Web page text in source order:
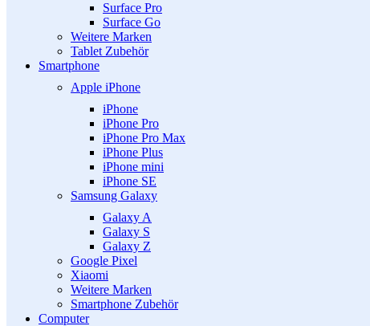
Surface Pro
Surface Go
Weitere Marken
Tablet Zubehör
Smartphone
Apple iPhone
iPhone
iPhone Pro
iPhone Pro Max
iPhone Plus
iPhone mini
iPhone SE
Samsung Galaxy
Galaxy A
Galaxy S
Galaxy Z
Google Pixel
Xiaomi
Weitere Marken
Smartphone Zubehör
Computer